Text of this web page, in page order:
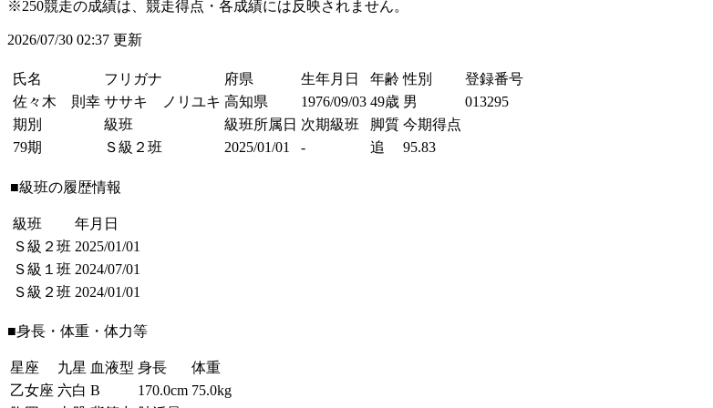
※250競走の成績は、競走得点・各成績には反映されません。
2026/07/30 02:37 更新
氏名 フリガナ 府県 生年月日 年齢 性別
登録番号
佐々木 則幸 ササキ ノリユキ 高知県 1976/09/03 49歳 男
013295
期別
級班 級班所属日 次期級班 脚質 今期得点
79期
Ｓ級２班 2025/01/01 - 追 95.83
■級班の履歴情報
級班
年月日
Ｓ級２班 2025/01/01
Ｓ級１班 2024/07/01
Ｓ級２班 2024/01/01
■身長・体重・体力等
星座 九星 血液型 身長
体重
乙女座 六白 B 170.0cm 75.0kg